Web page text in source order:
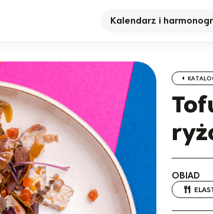
Kalendarz i
OBIAD